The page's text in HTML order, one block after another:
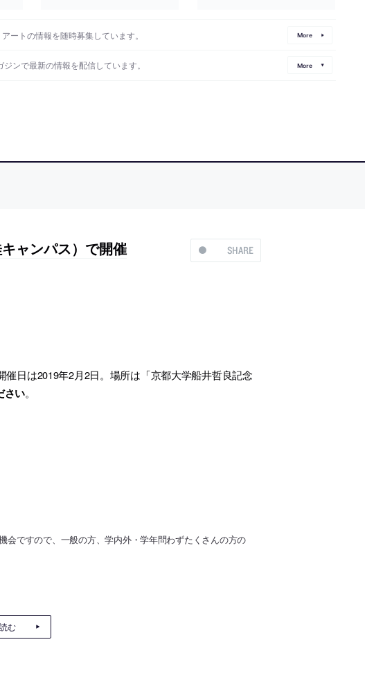
ートの情報を随時募集しています。 More
ジンで最新の情報を配信しています。 More
SHARE
ャンパス）で開催
日は2019年2月2日。場所は「京都大学船井哲良記念
さい。
ですので、一般の方、学内外・学年問わずたくさんの方の
む